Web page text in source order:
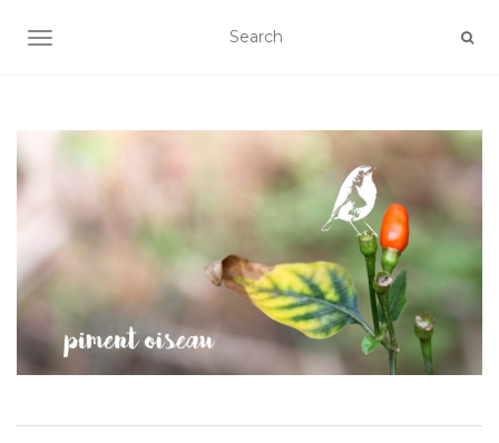
AFFICHER/MASQUER LA NAVIGATION